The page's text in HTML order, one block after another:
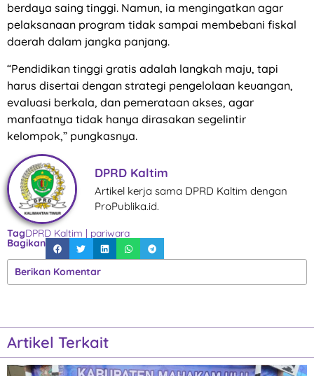
berdaya saing tinggi. Namun, ia mengingatkan agar
pelaksanaan program tidak sampai membebani fiskal
daerah dalam jangka panjang.
“Pendidikan tinggi gratis adalah langkah maju, tapi
harus disertai dengan strategi pengelolaan keuangan,
evaluasi berkala, dan pemerataan akses, agar
manfaatnya tidak hanya dirasakan segelintir
kelompok,” pungkasnya.
DPRD Kaltim
Artikel kerja sama DPRD Kaltim dengan
ProPublika.id.
TagDPRD Kaltim | pariwara
Bagikan
Berikan Komentar
Artikel Terkait